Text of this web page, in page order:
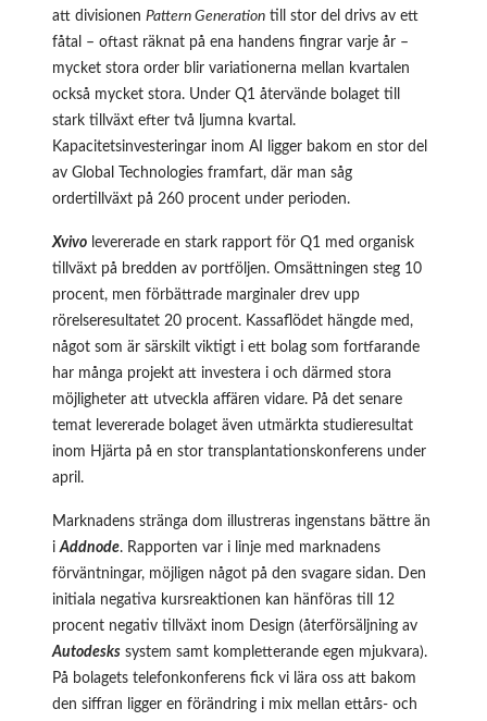
att divisionen Pattern Generation till stor del drivs av ett
fåtal – oftast räknat på ena handens fingrar varje år –
mycket stora order blir variationerna mellan kvartalen
också mycket stora. Under Q1 återvände bolaget till
stark tillväxt efter två ljumna kvartal.
Kapacitetsinvesteringar inom AI ligger bakom en stor del
av Global Technologies framfart, där man såg
ordertillväxt på 260 procent under perioden.
Xvivo levererade en stark rapport för Q1 med organisk
tillväxt på bredden av portföljen. Omsättningen steg 10
procent, men förbättrade marginaler drev upp
rörelseresultatet 20 procent. Kassaflödet hängde med,
något som är särskilt viktigt i ett bolag som fortfarande
har många projekt att investera i och därmed stora
möjligheter att utveckla affären vidare. På det senare
temat levererade bolaget även utmärkta studieresultat
inom Hjärta på en stor transplantationskonferens under
april.
Marknadens stränga dom illustreras ingenstans bättre än
iAddnode. Rapporten var i linje med marknadens
förväntningar, möjligen något på den svagare sidan. Den
initiala negativa kursreaktionen kan hänföras till 12
procent negativ tillväxt inom Design (återförsäljning av
Autodesks system samt kompletterande egen mjukvara).
På bolagets telefonkonferens fick vi lära oss att bakom
den siffran ligger en förändring i mix mellan ettårs- och